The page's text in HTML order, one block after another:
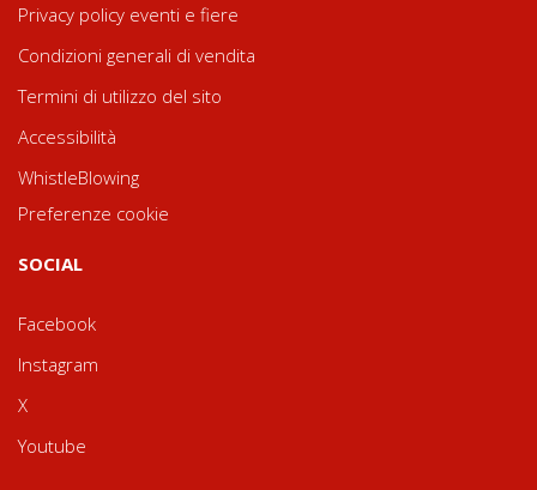
Privacy policy eventi e fiere
Condizioni generali di vendita
Termini di utilizzo del sito
Accessibilità
WhistleBlowing
Preferenze cookie
SOCIAL
Facebook
Instagram
X
Youtube